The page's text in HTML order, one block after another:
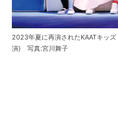
2023年夏に再演されたKAATキッ
演) 写真:宮川舞子